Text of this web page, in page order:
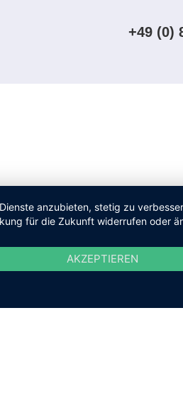
+49 (0)
anzubieten, stetig zu
für die Zukunft widerrufen oder
AKZEPTIEREN